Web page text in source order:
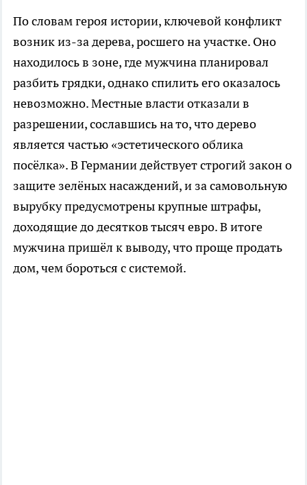
По словам героя истории, ключевой конфликт
возник из-за дерева, росшего на участке. Оно
находилось в зоне, где мужчина планировал
разбить грядки, однако спилить его оказалось
невозможно. Местные власти отказали в
разрешении, сославшись на то, что дерево
является частью «эстетического облика
посёлка». В Германии действует строгий закон о
защите зелёных насаждений, и за самовольную
вырубку предусмотрены крупные штрафы,
доходящие до десятков тысяч евро. В итоге
мужчина пришёл к выводу, что проще продать
дом, чем бороться с системой.